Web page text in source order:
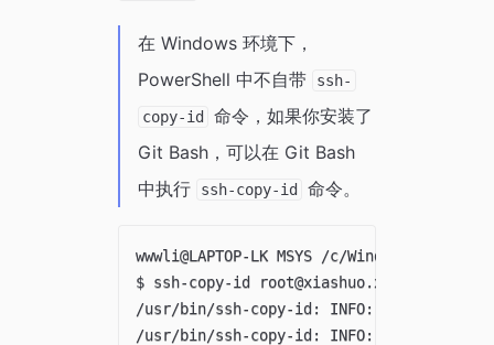
在 Windows 环境下，
PowerShell 中不自带
ssh-
copy-id
命令，如果你安装了
Git Bash，可以在 Git Bash
中执行
ssh-copy-id 命令。
wwwli@LAPTOP-LK MSYS /c/Windows/system32
$ ssh-copy-id root@xiashuo.xyz
/usr/bin/ssh-copy-id: INFO: Source of
/usr/bin/ssh-copy-id: INFO: attempting